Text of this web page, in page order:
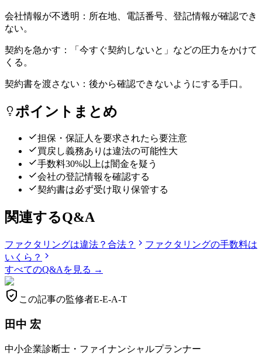
会社情報が不透明：所在地、電話番号、登記情報が確認でき
ない。
契約を急かす：「今すぐ契約しないと」などの圧力をかけて
くる。
契約書を渡さない：後から確認できないようにする手口。
ポイントまとめ
担保・保証人を要求されたら要注意
買戻し義務ありは違法の可能性大
手数料30%以上は闇金を疑う
会社の登記情報を確認する
契約書は必ず受け取り保管する
関連するQ&A
ファクタリングは違法？合法？
ファクタリングの手数料は
いくら？
すべてのQ&Aを見る →
この記事の監修者E-E-A-T
田中 宏
中小企業診断士・ファイナンシャルプランナー